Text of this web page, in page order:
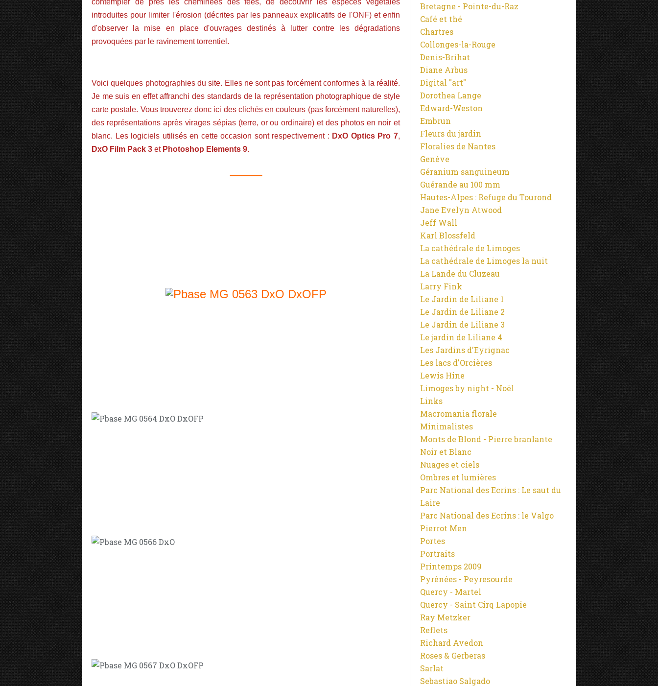
contempler de près les cheminées des fées, de découvrir les espèces végétales
introduites pour limiter l'érosion (décrites par les panneaux explicatifs de l'ONF) et enfin
d'observer la mise en place d'ouvrages destinés à lutter contre les dégradations
provoquées par le ravinement torrentiel.
Voici quelques photographies du site. Elles ne sont pas forcément conformes à la réalité.
Je me suis en effet affranchi des standards de la représentation photographique de style
carte postale. Vous trouverez donc ici des clichés en couleurs (pas forcément naturelles),
des représentations après virages sépias (terre, or ou ordinaire) et des photos en noir et
blanc. Les logiciels utilisés en cette occasion sont respectivement : DxO Optics Pro 7,
DxO Film Pack 3 et Photoshop Elements 9.
Bretagne - Pointe-du-Raz
Café et thé
Chartres
Collonges-la-Rouge
Denis-Brihat
Diane Arbus
Digital "art"
Dorothea Lange
Edward-Weston
Embrun
Fleurs du jardin
Floralies de Nantes
Genève
Géranium sanguineum
Guérande au 100 mm
Hautes-Alpes : Refuge du Tourond
Jane Evelyn Atwood
Jeff Wall
Karl Blossfeld
La cathédrale de Limoges
La cathédrale de Limoges la nuit
La Lande du Cluzeau
Larry Fink
Le Jardin de Liliane 1
Le Jardin de Liliane 2
Le Jardin de Liliane 3
Le jardin de Liliane 4
Les Jardins d'Eyrignac
Les lacs d'Orcières
Lewis Hine
Limoges by night - Noël
Links
Macromania florale
Minimalistes
Monts de Blond - Pierre branlante
Noir et Blanc
Nuages et ciels
Ombres et lumières
Parc National des Ecrins : Le saut du
Laire
Parc National des Ecrins : le Valgo
Pierrot Men
Portes
Portraits
Printemps 2009
Pyrénées - Peyresourde
Quercy - Martel
Quercy - Saint Cirq Lapopie
Ray Metzker
Reflets
Richard Avedon
Roses & Gerberas
Sarlat
Sebastiao Salgado